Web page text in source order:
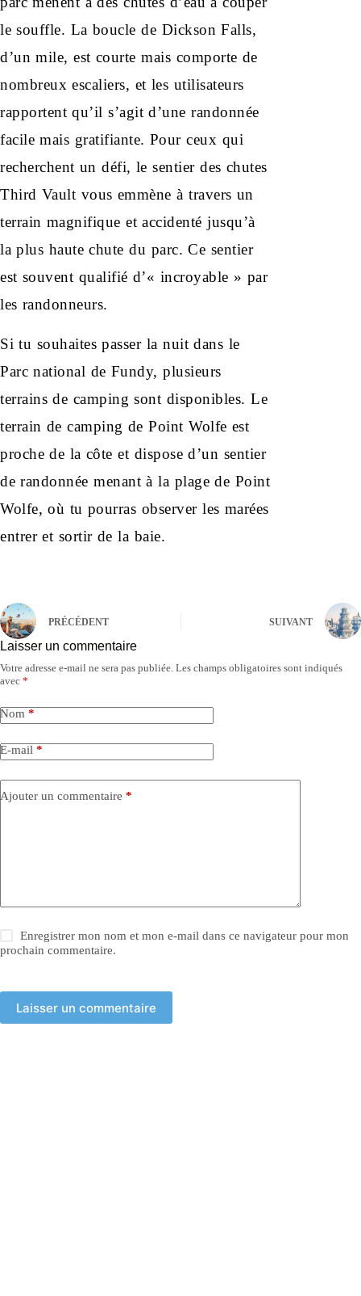
le souffle. La boucle de Dickson Falls,
d’un mile, est courte mais comporte de
nombreux escaliers, et les utilisateurs
rapportent qu’il s’agit d’une randonnée
facile mais gratifiante. Pour ceux qui
recherchent un défi, le sentier des chutes
Third Vault vous emmène à travers un
terrain magnifique et accidenté jusqu’à
la plus haute chute du parc. Ce sentier
est souvent qualifié d’« incroyable » par
les randonneurs.
Si tu souhaites passer la nuit dans le
Parc national de Fundy, plusieurs
terrains de camping sont disponibles. Le
terrain de camping de Point Wolfe est
proche de la côte et dispose d’un sentier
de randonnée menant à la plage de Point
Wolfe, où tu pourras observer les marées
entrer et sortir de la baie.
PRÉCÉDENT SUIVANT
Laisser un commentaire
Votre adresse e-mail ne sera pas publiée. Les champs obligatoires sont indiqués
avec *
Nom *
E-mail *
Ajouter un commentaire *
Enregistrer mon nom et mon e-mail dans ce navigateur pour mon
prochain commentaire.
Laisser un commentaire